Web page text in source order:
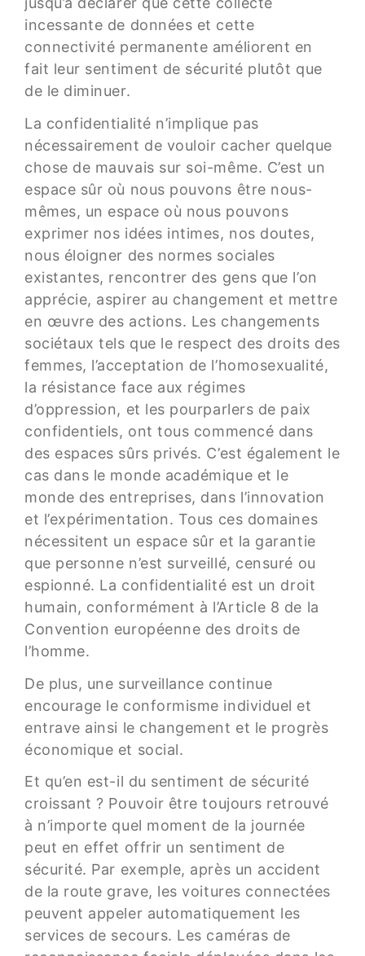
incessante de données et cette
connectivité permanente améliorent en
fait leur sentiment de sécurité plutôt que
de le diminuer.
La confidentialité n’implique pas
nécessairement de vouloir cacher quelque
chose de mauvais sur soi-même. C’est un
espace sûr où nous pouvons être nous-
mêmes, un espace où nous pouvons
exprimer nos idées intimes, nos doutes,
nous éloigner des normes sociales
existantes, rencontrer des gens que l’on
apprécie, aspirer au changement et mettre
en œuvre des actions. Les changements
sociétaux tels que le respect des droits des
femmes, l’acceptation de l’homosexualité,
la résistance face aux régimes
d’oppression, et les pourparlers de paix
confidentiels, ont tous commencé dans
des espaces sûrs privés. C’est également le
cas dans le monde académique et le
monde des entreprises, dans l’innovation
et l’expérimentation. Tous ces domaines
nécessitent un espace sûr et la garantie
que personne n’est surveillé, censuré ou
espionné. La confidentialité est un droit
humain, conformément à l’Article 8 de la
Convention européenne des droits de
l’homme.
De plus, une surveillance continue
encourage le conformisme individuel et
entrave ainsi le changement et le progrès
économique et social.
Et qu’en est-il du sentiment de sécurité
croissant ? Pouvoir être toujours retrouvé
à n’importe quel moment de la journée
peut en effet offrir un sentiment de
sécurité. Par exemple, après un accident
de la route grave, les voitures connectées
peuvent appeler automatiquement les
services de secours. Les caméras de